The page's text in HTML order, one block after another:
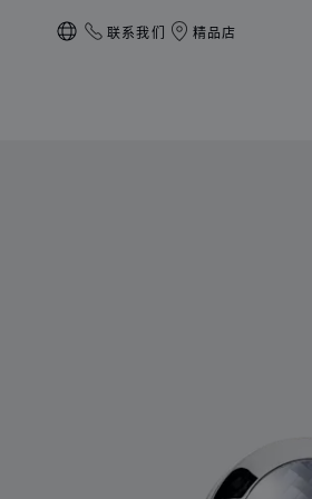
本地化（更改国家/地区）
联系我们 精品店